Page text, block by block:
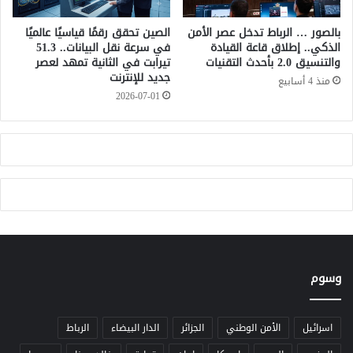
ن
ا
ف
ذ
.
ي
ت
ه
ا
ح
ا
ا
ت
أ
ل
م
بالصور … الرباط تدخل عصر الأمن
الذكي.. إطلاق قاعة القيادة
والتنسيق 2.0 بأحدث التقنيات
منذ 4 أسابيع
الصين تحقق رقمًا قياسيًا عالميًا
في سرعة نقل البيانات.. 51.3
تيرابت في الثانية تمهد لعصر
جديد للإنترنت
2026-07-01
وسوم
اسرائيل الأمن الوطني الجزائر الدار البيضاء
الرباط